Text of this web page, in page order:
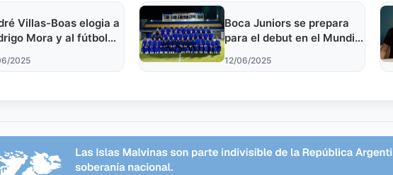
Villas-Boas elogia a
Mora y al fútbol
2025
Boca Juniors se prepara
para el debut en el Mundial
12/06/2025